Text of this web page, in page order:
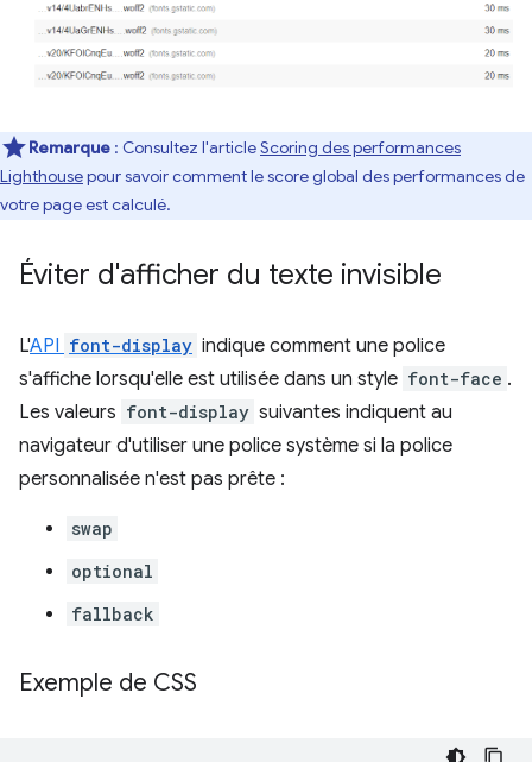
Remarque : Consultez l'articleScoring des performances
Lighthousepour savoir comment le score global des performances de
votre page est calculé.
Éviter d'afficher du texte invisible
L'API font-display indique comment une police
s'affiche lorsqu'elle est utilisée dans un style font-face .
Les valeurs font-display suivantes indiquent au
navigateur d'utiliser une police système si la police
personnalisée n'est pas prête :
swap
optional
fallback
Exemple de CSS